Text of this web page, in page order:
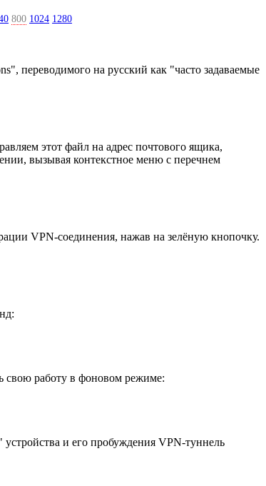
800 1024 1280
переводимого на русский как "часто задаваемые
этот файл на адрес почтового ящика,
вызывая контекстное меню с перечнем
VPN-соединения, нажав на зелёную кнопочку.
свою работу в фоновом режиме:
и его пробуждения VPN-туннель